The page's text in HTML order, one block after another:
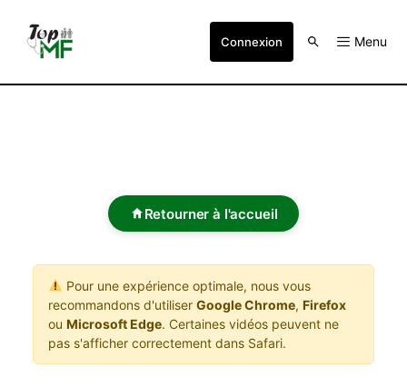
Connexion Menu
Retourner à l'accueil
Pour une expérience optimale, nous vous
recommandons d'utiliser Google Chrome, Firefox
ou Microsoft Edge. Certaines vidéos peuvent ne
pas s'afficher correctement dans Safari.